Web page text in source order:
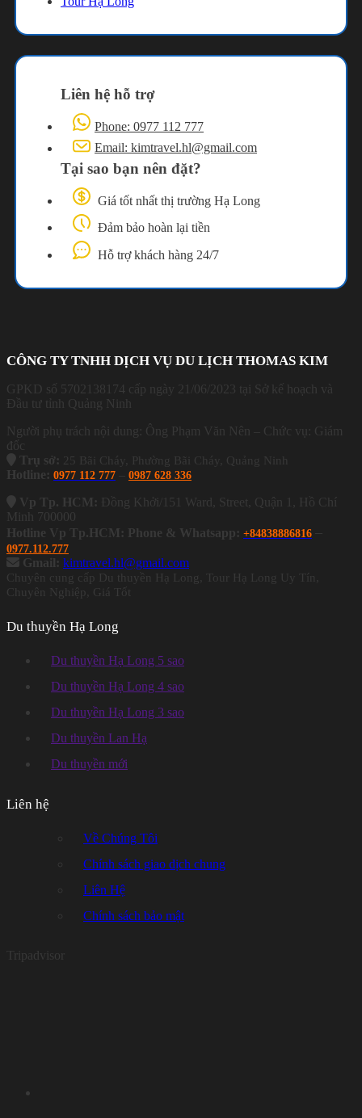
Liên hệ hỗ trợ
Phone: 0977 112 777
Email: kimtravel.hl@gmail.com
Tại sao bạn nên đặt?
Giá tốt nhất thị trường Hạ Long
Đảm bảo hoàn lại tiền
Hỗ trợ khách hàng 24/7
CÔNG TY TNHH DỊCH VỤ DU LỊCH THOMAS KIM
GPKD số 5702138174 cấp ngày 21/06/2023 tại Sở kế hoạch và
Đầu tư tỉnh Quảng Ninh
Người phụ trách nội dung: Ông Phạm Văn Nên – Chức vụ: Giám
đốc
Trụ sở:
25 Bãi Cháy, Phường Bãi Cháy, Quảng Ninh
Hotline: 0977 112 777 0987 628 336
Vp Tp. HCM: Đồng Khởi/151 Ward, Street, Quận 1, Hồ Chí
Minh 700000
Hotline Vp Tp.HCM: Phone & Whatsapp: +84838886816
0977.112.777
Gmail: kimtravel.hl@gmail.com
Chuyên cung cấp Du thuyền Hạ Long, Tour Hạ Long Uy Tín,
Chuyên Nghiệp, Giá Tốt
Du thuyền Hạ Long
Du thuyền Hạ Long 5 sao
Du thuyền Hạ Long 4 sao
Du thuyền Hạ Long 3 sao
Du thuyền Lan Hạ
Du thuyền mới
Liên hệ
Về Chúng Tôi
Chính sách giao dịch chung
Liên Hệ
Chính sách bảo mật
Tripadvisor